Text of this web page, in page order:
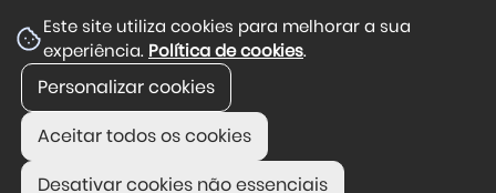
Este site utiliza cookies para melhorar a sua
experiência. Política de cookies.
Personalizar cookies
Aceitar todos os cookies
Desativar cookies não essenciais